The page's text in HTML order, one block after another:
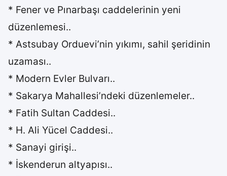
* Fener ve Pınarbaşı caddelerinin yeni
düzenlemesi..
* Astsubay Orduevi’nin yıkımı, sahil şeridinin
uzaması..
* Modern Evler Bulvarı..
* Sakarya Mahallesi’ndeki düzenlemeler..
* Fatih Sultan Caddesi..
* H. Ali Yücel Caddesi..
* Sanayi girişi..
* İskenderun altyapısı..